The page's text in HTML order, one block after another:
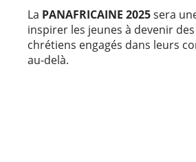
La PANAFRICAINE 2025sera
inspirer les jeunes à devenir
chrétiens engagés dans leurs
au-delà.